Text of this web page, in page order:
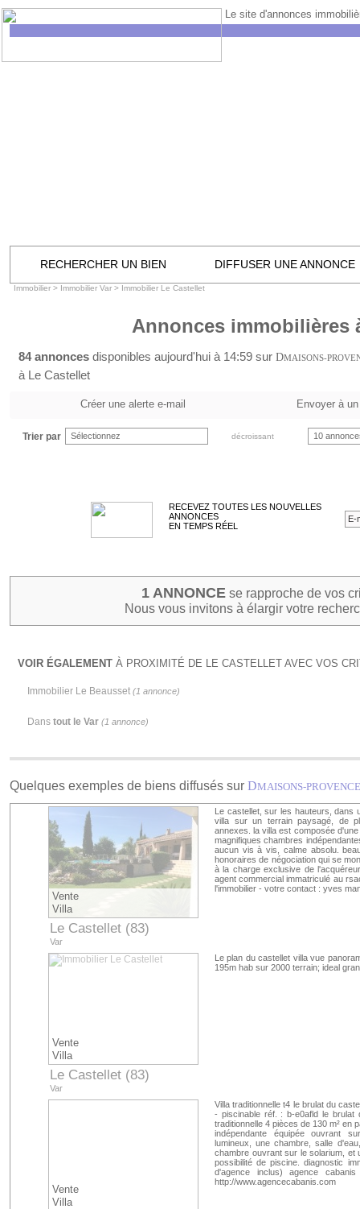
Le site d'annonces
RECHERCHER UN BIEN DIFFUSER UNE ANNONCE
Immobilier > Immobilier Var > Immobilier Le Castellet
Annonces immobilières
84 annonces disponibles aujourd'hui à 14:59 sur DMAISONS-
à Le Castellet
Créer une alerte e-mail Envoyer à
Trier par Sélectionnez décroissant 10
RECEVEZ TOUTES LES NOUVELLES
ANNONCES
EN TEMPS RÉEL
1 ANNONCE se rapproche de vos
Nous vous invitons à élargir votre
VOIR ÉGALEMENT À PROXIMITÉ DE LE CASTELLET AVEC VOS
Immobilier Le Beausset (1 annonce)
Dans tout le Var (1 annonce)
Quelques exemples de biens diffusés sur DMAISONS-PROVENCE
Vente
Villa
Le Castellet (83)
Var
Le castellet, sur les hauteurs, dans
villa sur un terrain paysagé, de
annexes. la villa est composée
magnifiques chambres
aucun vis à vis, calme absolu.
honoraires de négociation qui se
à la charge exclusive de
agent commercial immatriculé au
l'immobilier - votre contact : yves
Vente
Villa
Le Castellet (83)
Var
Le plan du castellet villa vue
195m hab sur 2000 terrain; ideal
Vente
Villa
Villa traditionnelle t4 le brulat du
- piscinable réf. : b-e0afld le brulat
traditionnelle 4 pièces de 130 m² en
indépendante équipée ouvrant
lumineux, une chambre, salle
chambre ouvrant sur le solarium,
possibilité de piscine. diagnostic
d'agence inclus) agence
http://www.agencecabanis.com